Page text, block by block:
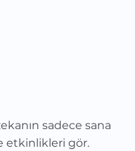
sadece sana
etkinlikleri gör.